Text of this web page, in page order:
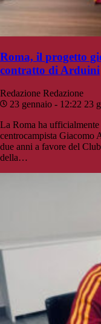
Roma, il progetto
contratto di Arduini
Redazione Redazione
23 gennaio - 12:22 23
La Roma ha
centrocampista Giacomo
due anni a favore del
della…